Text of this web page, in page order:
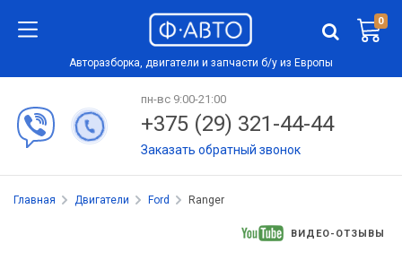
0
Авторазборка, двигатели и запчасти б/у из Европы
пн-вс 9:00-21:00
+375 (29) 321-44-44
Заказать обратный звонок
Главная Двигатели Ford Ranger
ВИДЕО-ОТЗЫВЫ